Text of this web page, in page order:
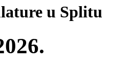
u Splitu